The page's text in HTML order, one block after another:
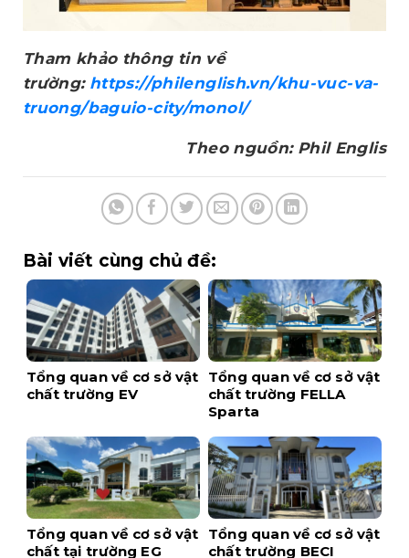
Tham khảo thông tin về
trường: https://philenglish.vn/khu-vuc-va-
truong/baguio-city/monol/
Theo nguồn: Phil Englis
Bài viết cùng chủ đề:
Tổng quan về cơ sở vật
chất trường EV
Tổng quan về cơ sở vật
chất trường FELLA
Sparta
Tổng quan về cơ sở vật
chất tại trường EG
Tổng quan về cơ sở vật
chất trường BECI